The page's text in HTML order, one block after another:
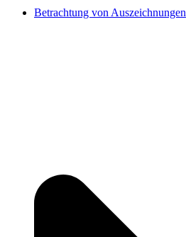
Betrachtung von Auszeichnungen